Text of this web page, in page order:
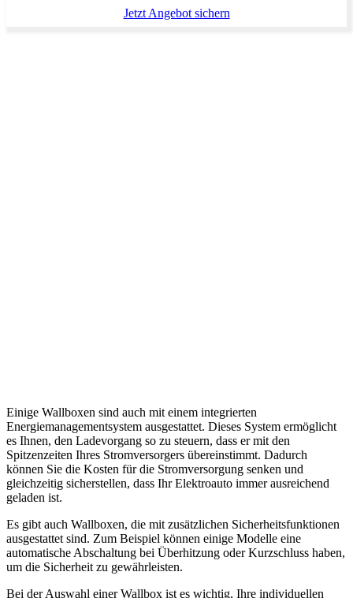
Jetzt Angebot sichern
Einige Wallboxen sind auch mit einem integrierten
Energiemanagementsystem ausgestattet. Dieses System ermöglicht
es Ihnen, den Ladevorgang so zu steuern, dass er mit den
Spitzenzeiten Ihres Stromversorgers übereinstimmt. Dadurch
können Sie die Kosten für die Stromversorgung senken und
gleichzeitig sicherstellen, dass Ihr Elektroauto immer ausreichend
geladen ist.
Es gibt auch Wallboxen, die mit zusätzlichen Sicherheitsfunktionen
ausgestattet sind. Zum Beispiel können einige Modelle eine
automatische Abschaltung bei Überhitzung oder Kurzschluss haben,
um die Sicherheit zu gewährleisten.
Bei der Auswahl einer Wallbox ist es wichtig, Ihre individuellen